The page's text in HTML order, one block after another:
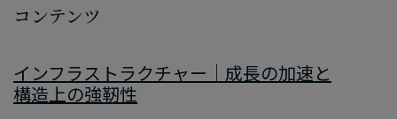
コンテンツ
インフラストラクチャー｜成長の​加速と​
構造上の​強靭性